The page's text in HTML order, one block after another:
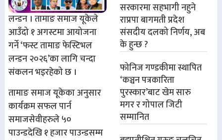
लन्डन । तामाङ समाज यूकेले
आउँदो १ अगस्टमा आयोजना
गर्ने ‘फस्ट तामाङ फेस्टिभल
लन्डन २०२६’का लागि चन्दा
संकलन भइरहेको छ ।
तामाङ समाज यूकेका अनुसार
कार्यक्रम सफल पार्न
समाजसेवीहरुले ५०
पाउन्डदेखि १ हजार पाउन्डसम्म
सरकारमा सहभागी नहुने
राप्रपा बागमती प्रदेश
संसदीय दलको निर्णय, अब
के हुन्छ ?
फोनिज गण्डकीमा स्थापित
‘कञ्चन पत्रकारिता
पुरस्कार’बाट खेम सारु
मगर र गोपाल जिटी
सम्मानित